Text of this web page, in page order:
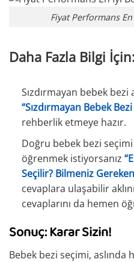
Fiyat Performans
Daha Fazla Bilgi İçin:
Sızdırmayan bebek bezi
“Sızdırmayan Bebek Bezi
rehberlik etmeye hazır.
Doğru bebek bezi
öğrenmek istiyorsanız
Seçilir? Bilmeniz Gereken
cevaplara ulaşabilir
cevaplarını da hemen
Sonuç: Karar Sizin!
Bebek bezi seçimi,